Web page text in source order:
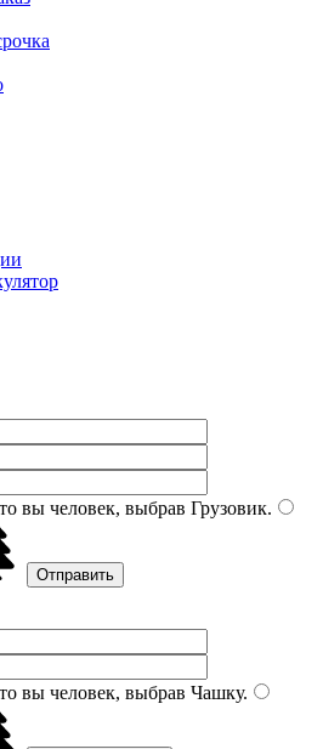
вы человек, выбрав Грузовик.
вы человек, выбрав Чашку.